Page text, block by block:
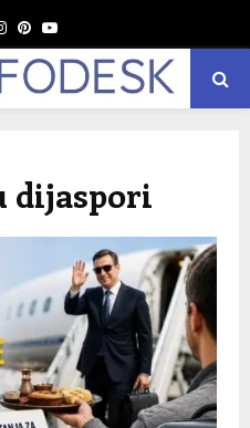
Instagram
Pinterest
Youtube
dijaspori